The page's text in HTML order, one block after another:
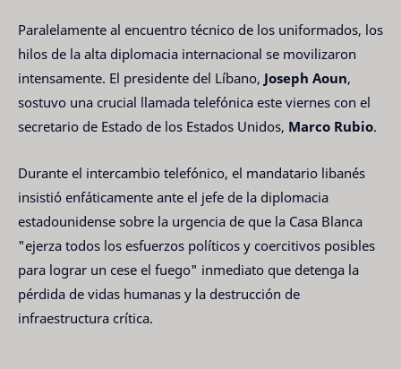
Paralelamente al encuentro técnico de los uniformados, los
hilos de la alta diplomacia internacional se movilizaron
intensamente. El presidente del Líbano, Joseph Aoun,
sostuvo una crucial llamada telefónica este viernes con el
secretario de Estado de los Estados Unidos, Marco Rubio.
Durante el intercambio telefónico, el mandatario libanés
insistió enfáticamente ante el jefe de la diplomacia
estadounidense sobre la urgencia de que la Casa Blanca
"ejerza todos los esfuerzos políticos y coercitivos posibles
para lograr un cese el fuego" inmediato que detenga la
pérdida de vidas humanas y la destrucción de
infraestructura crítica.